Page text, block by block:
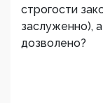
строгости
заслуженно),
дозволено?